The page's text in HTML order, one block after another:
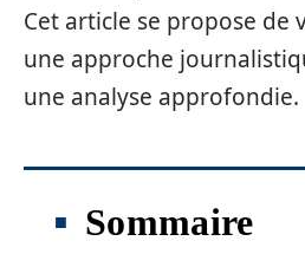
Cet article se propose de
une approche
une analyse approfondie.
Sommaire